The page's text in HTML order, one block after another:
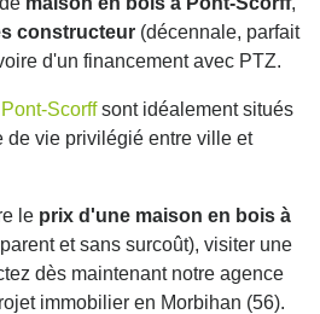
constructeur (décennale, parfait
d'un financement avec PTZ.
Scorffsont idéalement situés
de vie privilégié entre ville et
le prix d'une maison en bois à
et sans surcoût), visiter une
dès maintenant notre agence
immobilier en Morbihan (56).